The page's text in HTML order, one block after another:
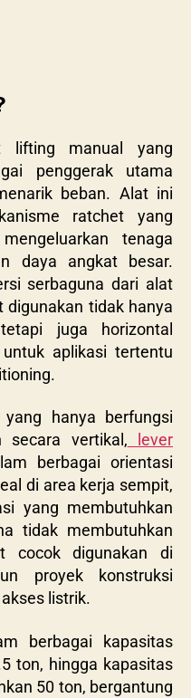
manual yang
penggerak utama
beban. Alat ini
ratchet yang
tenaga
daya angkat besar.
serbaguna dari alat
tidak hanya
juga horizontal
aplikasi tertentu
hanya berfungsi
secara vertikal, lever
berbagai orientasi
di area kerja sempit,
yang membutuhkan
tidak membutuhkan
cocok digunakan di
proyek konstruksi
listrik.
berbagai kapasitas
ton, hingga kapasitas
50 ton, bergantung